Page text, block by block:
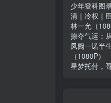
少年登科图
清｜冷权｜
林一允（
掠夺气运：
凤阙一诺半
（1080P）
星梦托付，